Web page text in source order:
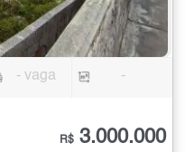
- vaga -
R$ 3.000.000